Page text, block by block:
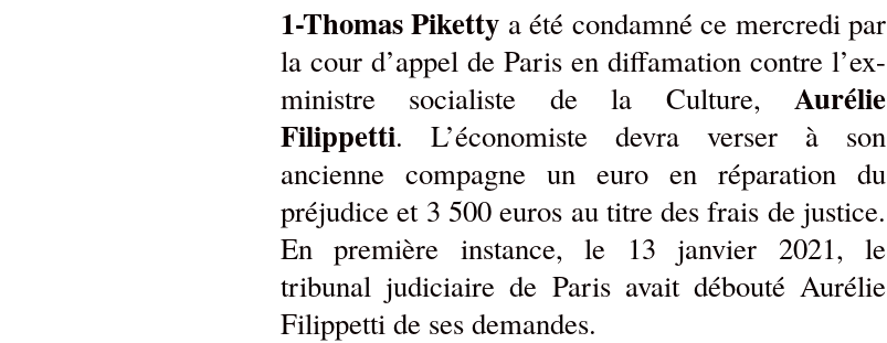
1-Thomas Piketty a été condamné ce mercredi par
la cour d’appel de Paris en diffamation contre l’ex-
ministre socialiste de la Culture, Aurélie
Filippetti. L’économiste devra verser à son
ancienne compagne un euro en réparation du
préjudice et 3 500 euros au titre des frais de justice.
En première instance, le 13 janvier 2021, le
tribunal judiciaire de Paris avait débouté Aurélie
Filippetti de ses demandes.